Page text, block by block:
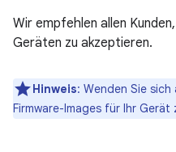
Wir empfehlen allen
Geräten zu akzeptieren.
Hinweis: Wenden Sie
Firmware-Images für Ihr Gerät